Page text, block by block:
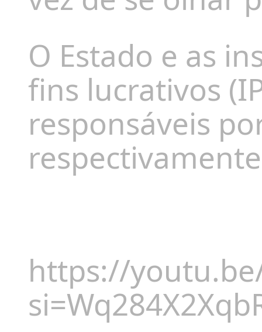
O Estado e as
fins lucrativos
responsáveis
https://